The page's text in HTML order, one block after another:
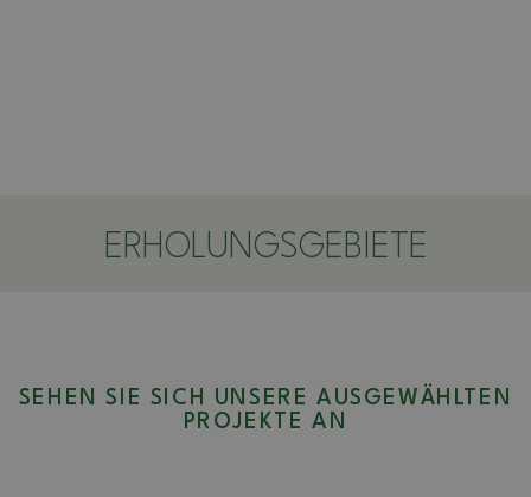
ERHOLUNGSGEBIETE
SEHEN SIE SICH UNSERE AUSGEWÄHLTEN
PROJEKTE AN